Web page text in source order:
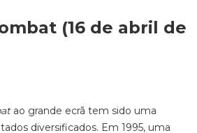
(16 de abril de
ao grande ecrã tem sido uma
diversificados. Em 1995, uma